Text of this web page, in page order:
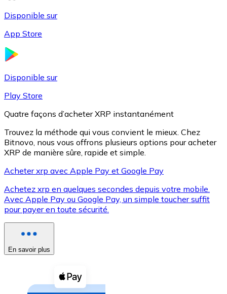
XRP
XRP
Voir toutes
Coupons crypto
Achetez des cryptomonnaies en espèces et d'autres
Disponible sur
App Store
Disponible sur
Play Store
Quatre façons d’acheter XRP instantanément
Trouvez la méthode qui vous convient le mieux. Chez
Bitnovo, nous vous offrons plusieurs options pour acheter
XRP de manière sûre, rapide et simple.
Acheter xrp avec Apple Pay et Google Pay
Achetez xrp en quelques secondes depuis votre mobile.
Avec Apple Pay ou Google Pay, un simple toucher suffit
pour payer en toute sécurité.
En savoir plus